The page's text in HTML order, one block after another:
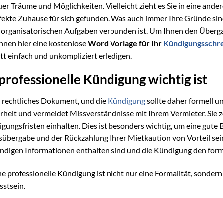
Träume und Möglichkeiten. Vielleicht zieht es Sie in eine
Zuhause für sich gefunden. Was auch immer Ihre Gründe
Aufgaben verbunden ist. Um Ihnen den
hier eine kostenloseWord Vorlage für Ihr
einfach und unkompliziert erledigen.
Kündigung wichtig ist
rechtliches Dokument, und die Kündigungsollte daher formell
und vermeidet Missverständnisse mit Ihrem Vermieter. Sie
einhalten. Dies ist besonders wichtig, um eine gute
und der Rückzahlung Ihrer Mietkaution von Vorteil
Informationen enthalten sind und die Kündigung den
professionelle Kündigung ist nicht nur eine Formalität,